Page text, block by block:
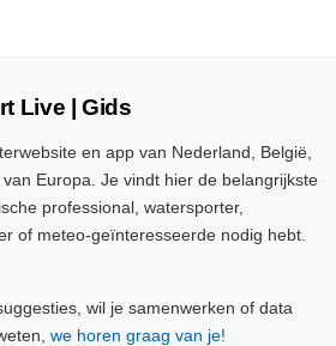
Live | Gids
en app van Nederland, België,
Europa. Je vindt hier de belangrijkste
professional, watersporter,
of meteo-geïnteresseerde nodig hebt.
wil je samenwerken of data
we horen graag van je!